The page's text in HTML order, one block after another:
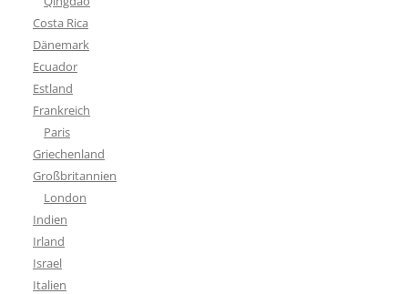
Costa Rica
Dänemark
Ecuador
Estland
Frankreich
Paris
Griechenland
Großbritannien
London
Indien
Irland
Israel
Italien